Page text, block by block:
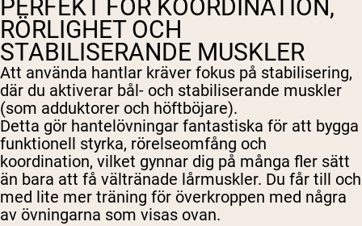
PERFEKT FÖR KOORDINATION,
RÖRLIGHET OCH
STABILISERANDE MUSKLER
Att använda hantlar kräver fokus på stabilisering,
där du aktiverar bål- och stabiliserande muskler
(som adduktorer och höftböjare).
Detta gör hantelövningar fantastiska för att bygga
funktionell styrka, rörelseomfång och
koordination, vilket gynnar dig på många fler sätt
än bara att få vältränade lårmuskler. Du får till och
med lite mer träning för överkroppen med några
av övningarna som visas ovan.